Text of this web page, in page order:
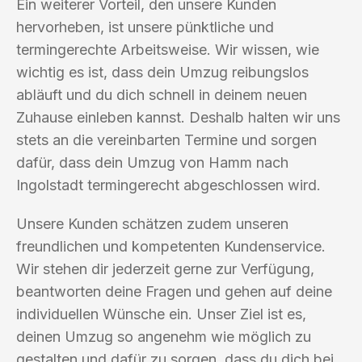
Ein weiterer Vorteil, den unsere Kunden
hervorheben, ist unsere pünktliche und
termingerechte Arbeitsweise. Wir wissen, wie
wichtig es ist, dass dein Umzug reibungslos
abläuft und du dich schnell in deinem neuen
Zuhause einleben kannst. Deshalb halten wir uns
stets an die vereinbarten Termine und sorgen
dafür, dass dein Umzug von Hamm nach
Ingolstadt termingerecht abgeschlossen wird.
Unsere Kunden schätzen zudem unseren
freundlichen und kompetenten Kundenservice.
Wir stehen dir jederzeit gerne zur Verfügung,
beantworten deine Fragen und gehen auf deine
individuellen Wünsche ein. Unser Ziel ist es,
deinen Umzug so angenehm wie möglich zu